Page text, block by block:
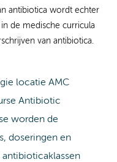
antibiotica wordt echter
de medische curricula
van antibiotica.
locatie AMC
Antibiotic
worden de
doseringen en